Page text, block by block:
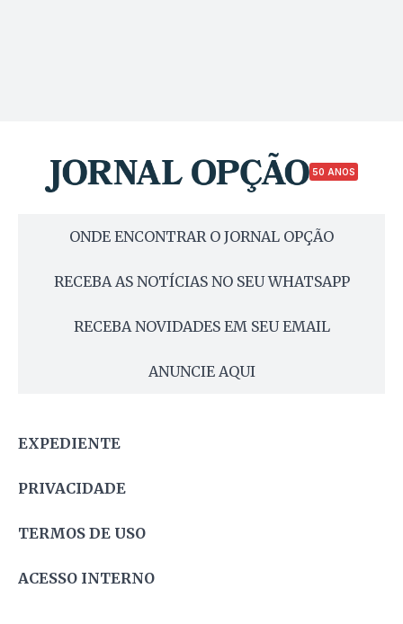
50 ANOS
ONDE ENCONTRAR O JORNAL OPÇÃO
RECEBA AS NOTÍCIAS NO SEU WHATSAPP
RECEBA NOVIDADES EM SEU EMAIL
ANUNCIE AQUI
EXPEDIENTE
PRIVACIDADE
TERMOS DE USO
ACESSO INTERNO